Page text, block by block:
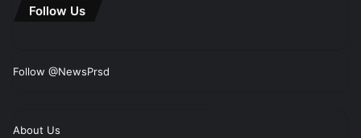
Follow Us
Follow @NewsPrsd
About Us